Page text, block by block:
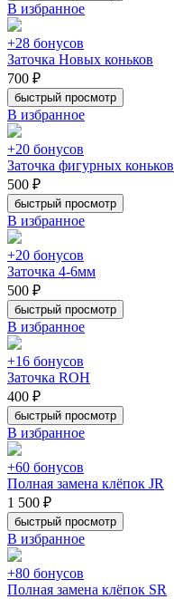
В избранное
+28 бонусов
Заточка Новых коньков
700 ₽
быстрый просмотр
В избранное
+20 бонусов
Заточка фигурных коньков
500 ₽
быстрый просмотр
В избранное
+20 бонусов
Заточка 4-6мм
500 ₽
быстрый просмотр
В избранное
+16 бонусов
Заточка ROH
400 ₽
быстрый просмотр
В избранное
+60 бонусов
Полная замена клёпок JR
1 500 ₽
быстрый просмотр
В избранное
+80 бонусов
Полная замена клёпок SR